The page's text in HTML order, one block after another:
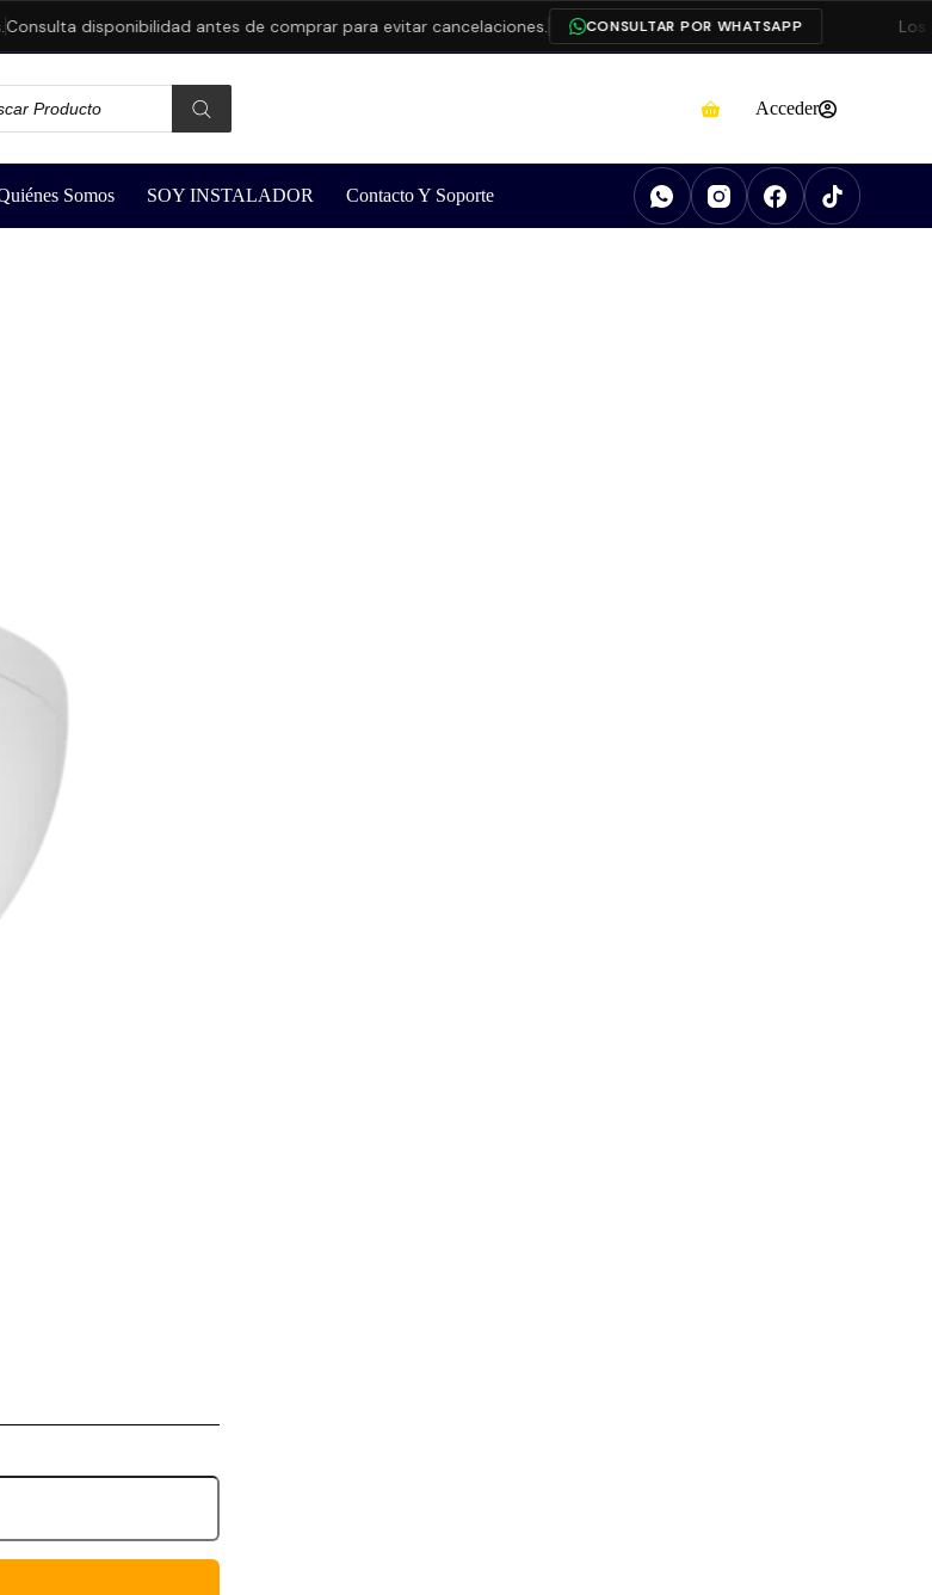
disponibilidad antes de comprar para evitar cancelaciones. CONSULTAR POR WHATSAPP Los
Acceder
Somos SOY INSTALADOR Contacto Y Soporte